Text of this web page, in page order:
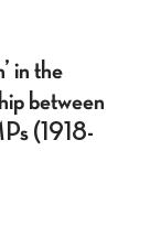
in the
between
(1918-